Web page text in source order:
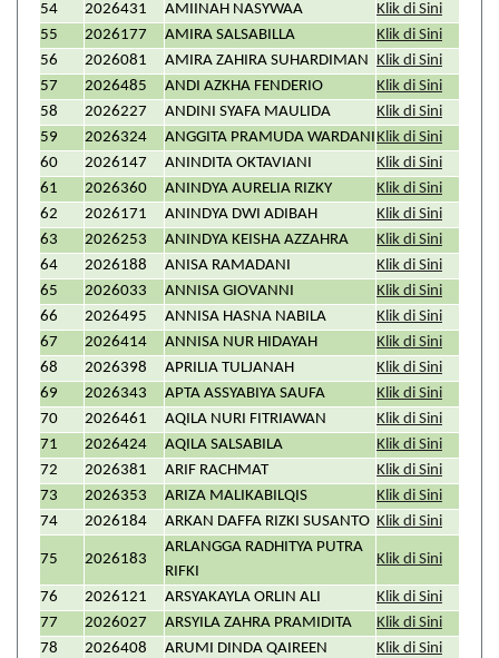
54 2026431 AMIINAH NASYWAA
Klik di Sini
55
2026177 AMIRA SALSABILLA
Klik di Sini
56
2026081 AMIRA ZAHIRA SUHARDIMAN Klik di Sini
57
2026485 ANDI AZKHA FENDERIO
Klik di Sini
58
2026227 ANDINI SYAFA MAULIDA
Klik di Sini
59
2026324 ANGGITA PRAMUDA WARDANI Klik di Sini
60
2026147 ANINDITA OKTAVIANI
Klik di Sini
61
2026360 ANINDYA AURELIA RIZKY
Klik di Sini
62
2026171 ANINDYA DWI ADIBAH
Klik di Sini
63
2026253 ANINDYA KEISHA AZZAHRA
Klik di Sini
64
2026188 ANISA RAMADANI
Klik di Sini
65
2026033 ANNISA GIOVANNI
Klik di Sini
66
2026495 ANNISA HASNA NABILA
Klik di Sini
67
2026414 ANNISA NUR HIDAYAH
Klik di Sini
68
2026398 APRILIA TULJANAH
Klik di Sini
69
2026343 APTA ASSYABIYA SAUFA
Klik di Sini
70
2026461 AQILA NURI FITRIAWAN
Klik di Sini
71
2026424 AQILA SALSABILA
Klik di Sini
72
2026381 ARIF RACHMAT
Klik di Sini
73
2026353 ARIZA MALIKABILQIS
Klik di Sini
74
2026184 ARKAN DAFFA RIZKI SUSANTO Klik di Sini
75 2026183
ARLANGGA RADHITYA PUTRA
RIFKI
Klik di Sini
76 2026121 ARSYAKAYLA ORLIN ALI
Klik di Sini
77
2026027 ARSYILA ZAHRA PRAMIDITA
Klik di Sini
78
2026408 ARUMI DINDA QAIREEN Klik di Sini